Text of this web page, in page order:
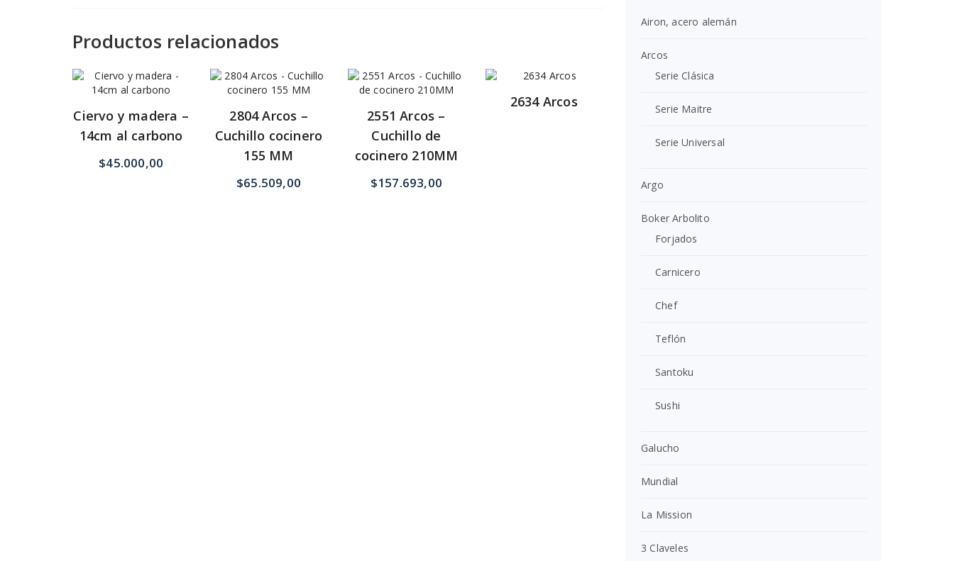
Productos relacionados
Ciervo y madera –
14cm al carbono
$45.000,00
2804 Arcos –
Cuchillo cocinero
155 MM
$65.509,00
2551 Arcos –
Cuchillo de
cocinero 210MM
$157.693,00
2634 Arcos
Airon, acero alemán
Arcos
Serie Clásica
Serie Maitre
Serie Universal
Argo
Boker Arbolito
Forjados
Carnicero
Chef
Teflón
Santoku
Sushi
Galucho
Mundial
La Mission
3 Claveles